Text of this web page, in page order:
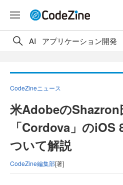
AI アプリケーション開発
CodeZineニュース
米AdobeのShazron
「Cordova」のiOS
ついて解説
CodeZine編集部[著]